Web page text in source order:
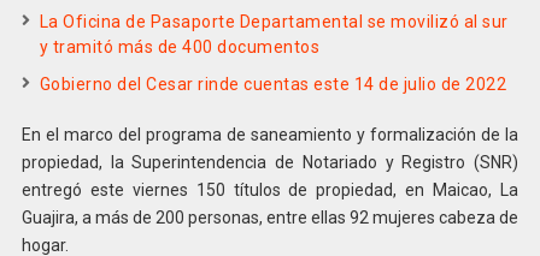
La Oficina de Pasaporte Departamental se movilizó al sur
y tramitó más de 400 documentos
Gobierno del Cesar rinde cuentas este 14 de julio de 2022
En el marco del programa de saneamiento y formalización de la
propiedad, la Superintendencia de Notariado y Registro (SNR)
entregó este viernes 150 títulos de propiedad, en Maicao, La
Guajira, a más de 200 personas, entre ellas 92 mujeres cabeza de
hogar.